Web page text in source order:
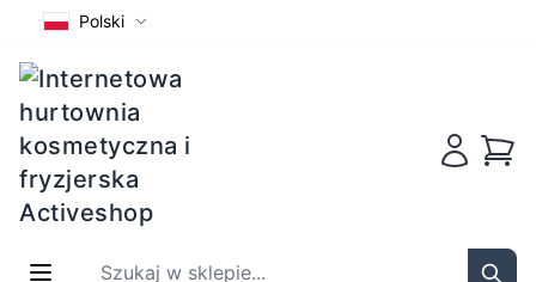
Polski
Szukaj w sklepie...